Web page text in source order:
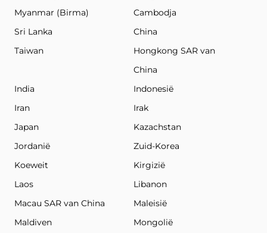
Myanmar (Birma)
Cambodja
Sri Lanka
China
Taiwan
Hongkong SAR van
China
India
Indonesië
Iran
Irak
Japan
Kazachstan
Jordanië
Zuid-Korea
Koeweit
Kirgizië
Laos
Libanon
Macau SAR van China
Maleisië
Maldiven
Mongolië